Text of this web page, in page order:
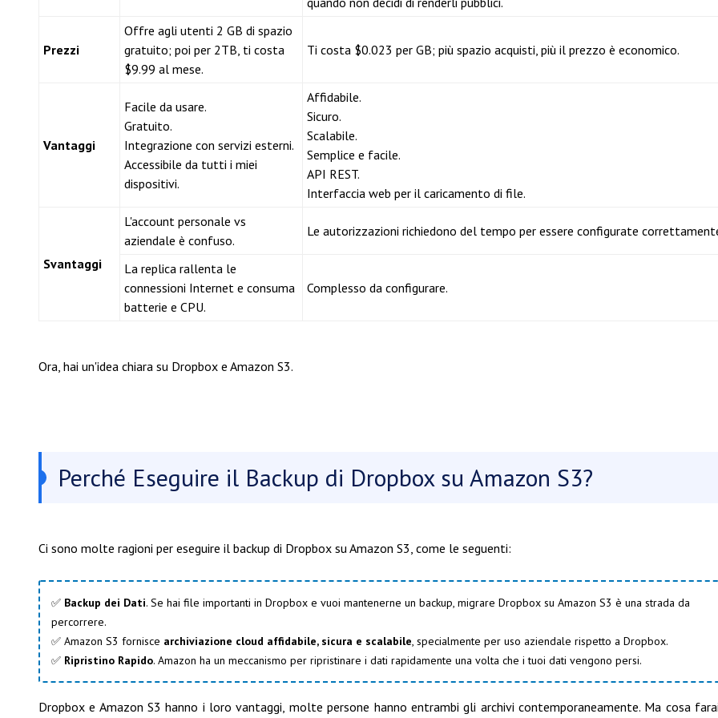
Prezzi
Offre agli utenti 2 GB di spazio
gratuito; poi per 2TB, ti costa
$9.99 al mese.
Ti costa $0.023 per GB; più spazio acquisti, più il prezzo è economico.
Vantaggi
Facile da usare.
Gratuito.
Integrazione con servizi esterni.
Accessibile da tutti i miei
dispositivi.
Affidabile.
Sicuro.
Scalabile.
Semplice e facile.
API REST.
Interfaccia web per il caricamento di file.
Svantaggi
L'account personale vs
aziendale è confuso.
Le autorizzazioni richiedono del tempo per essere configurate
La replica rallenta le
connessioni Internet e consuma
batterie e CPU.
Complesso da configurare.
Ora, hai un'idea chiara su Dropbox e Amazon S3.
Perché Eseguire il Backup di Dropbox su Amazon S3?
Ci sono molte ragioni per eseguire il backup di Dropbox su Amazon S3, come le seguenti:
✅ Backup dei Dati. Se hai file importanti in Dropbox e vuoi mantenerne un backup, migrare Dropbox su Amazon S3 è una strada da
percorrere.
✅ Amazon S3 fornisce archiviazione cloud affidabile, sicura e scalabile, specialmente per uso aziendale rispetto a Dropbox.
✅ Ripristino Rapido. Amazon ha un meccanismo per ripristinare i dati rapidamente una volta che i tuoi dati vengono persi.
Dropbox e Amazon S3 hanno i loro vantaggi, molte persone hanno entrambi gli archivi contemporaneamente. Ma cosa